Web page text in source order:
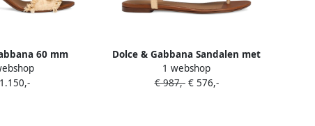
60 mm
pompon-detail
Beige
Dolce & Gabbana Sandalen met
pompon detail Beige
1 webshop
€ 987,-€ 576,-